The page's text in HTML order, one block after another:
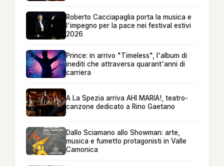
Roberto Cacciapaglia porta la musica e
l'impegno per la pace nei festival estivi
2026
Prince: in arrivo "Timeless", l'album di
inediti che attraversa quarant'anni di
carriera
A La Spezia arriva AHI MARIA!, teatro-
canzone dedicato a Rino Gaetano
Dallo Sciamano allo Showman: arte,
musica e fumetto protagonisti in Valle
Camonica